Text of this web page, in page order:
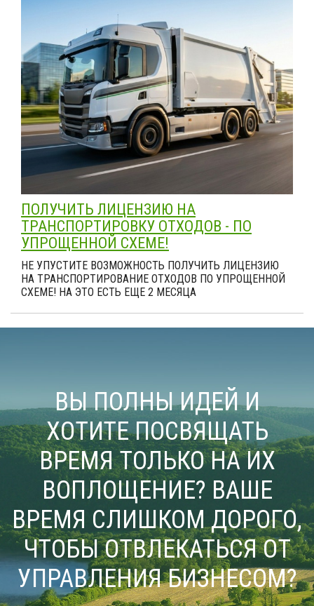
ПОЛУЧИТЬ ЛИЦЕНЗИЮ НА
ТРАНСПОРТИРОВКУ ОТХОДОВ - ПО
УПРОЩЕННОЙ СХЕМЕ!
НЕ УПУСТИТЕ ВОЗМОЖНОСТЬ ПОЛУЧИТЬ ЛИЦЕНЗИЮ
НА ТРАНСПОРТИРОВАНИЕ ОТХОДОВ ПО УПРОЩЕННОЙ
СХЕМЕ! НА ЭТО ЕСТЬ ЕЩЕ 2 МЕСЯЦА
ВЫ ПОЛНЫ ИДЕЙ И
ХОТИТЕ ПОСВЯЩАТЬ
ВРЕМЯ ТОЛЬКО НА ИХ
ВОПЛОЩЕНИЕ? ВАШЕ
ВРЕМЯ СЛИШКОМ ДОРОГО,
ЧТОБЫ ОТВЛЕКАТЬСЯ ОТ
УПРАВЛЕНИЯ БИЗНЕСОМ?